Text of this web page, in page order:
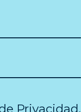
Privacidad.